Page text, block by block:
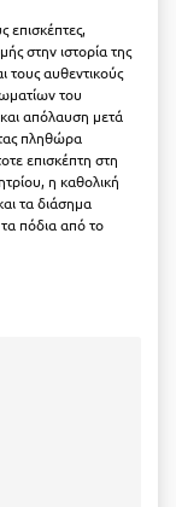
επισκέπτες,
στην ιστορία της
τους αυθεντικούς
του
απόλαυση μετά
πληθώρα
επισκέπτη στη
η καθολική
τα διάσημα
πόδια από το